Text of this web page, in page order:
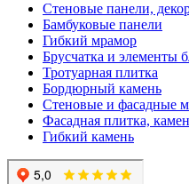
Стеновые панели,
Бамбуковые панели
Гибкий мрамор
Брусчатка и элементы
Тротуарная плитка
Бордюрный камень
Стеновые и фасадные
Фасадная плитка,
Гибкий камень